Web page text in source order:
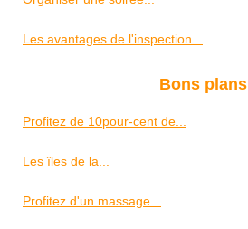
Les avantages de l'inspection...
Bons plans
Profitez de 10pour-cent de...
Les îles de la...
Profitez d'un massage...